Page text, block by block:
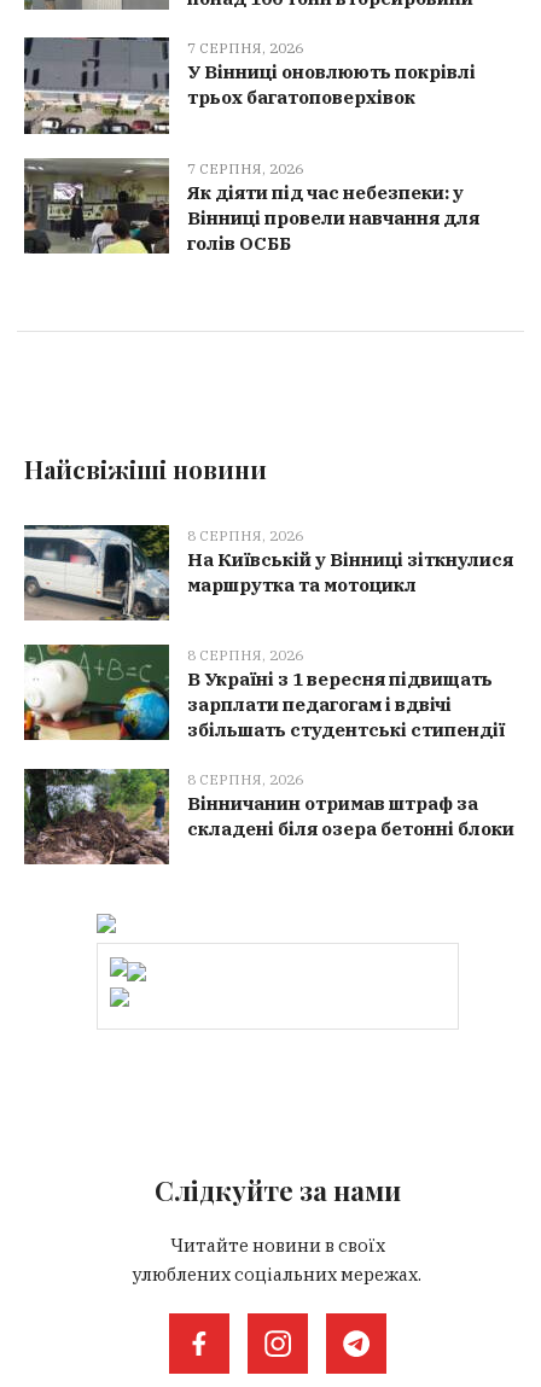
7 СЕРПНЯ, 2026
У Вінниці оновлюють покрівлі
трьох багатоповерхівок
7 СЕРПНЯ, 2026
Як діяти під час небезпеки: у
Вінниці провели навчання для
голів ОСББ
Найсвіжіші новини
8 СЕРПНЯ, 2026
На Київській у Вінниці зіткнулися
маршрутка та мотоцикл
8 СЕРПНЯ, 2026
В Україні з 1 вересня підвищать
зарплати педагогам і вдвічі
збільшать студентські стипендії
8 СЕРПНЯ, 2026
Вінничанин отримав штраф за
складені біля озера бетонні блоки
Слідкуйте за нами
Читайте новини в своїх
улюблених соціальних мережах.